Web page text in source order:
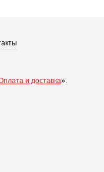
и доставка».